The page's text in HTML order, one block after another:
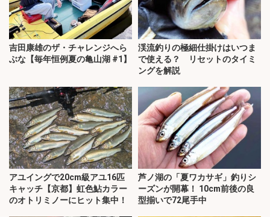
吉田康雄のザ・チャレンジへら
ぶな【毎年恒例夏の亀山湖 #1】
渓流釣りの極細仕掛けはいつま
で使える？ リセットのタイミ
ングを解説
アユイングで20cm級アユ16匹
キャッチ【京都】虹色鮎カラー
のオトリミノーにヒット集中！
芦ノ湖の「夏ワカサギ」釣りシ
ーズンが開幕！ 10cm前後の良
型揃いで72尾手中